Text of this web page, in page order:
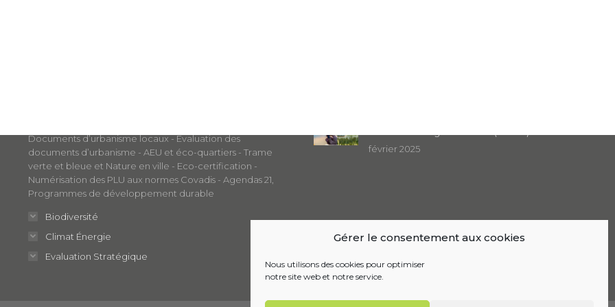
Gérer le consentement aux cookies
Nous utilisons des cookies pour optimiser
notre site web et notre service.
Documents d’urbanisme locaux - Évaluation des
documents d’urbanisme - AEU et éco-quartiers - Trame
verte et bleue et Nature en ville - Eco-certification -
Numérisation des PLU aux normes Covadis - Agendas 21,
Programmes de développement durable
Biodiversité
Climat Énergie
Evaluation Stratégique
février 2025